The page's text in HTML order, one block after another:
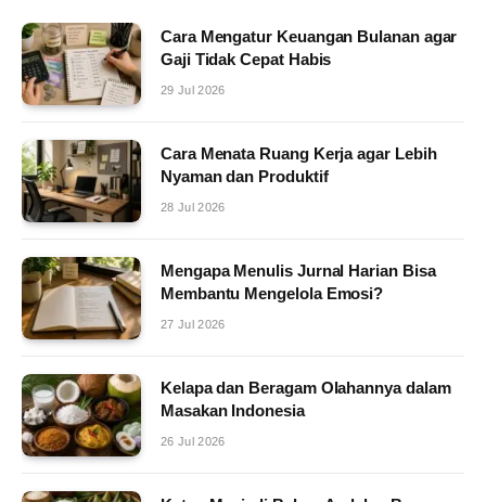
Cara Mengatur Keuangan Bulanan agar
Gaji Tidak Cepat Habis
29 Jul 2026
Cara Menata Ruang Kerja agar Lebih
Nyaman dan Produktif
28 Jul 2026
Mengapa Menulis Jurnal Harian Bisa
Membantu Mengelola Emosi?
27 Jul 2026
Kelapa dan Beragam Olahannya dalam
Masakan Indonesia
26 Jul 2026